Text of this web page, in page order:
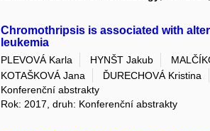
Chromothripsis is associated with
leukemia
PLEVOVÁ Karla HYNŠT Jakub
KOTAŠKOVÁ Jana
ĎURECHOVÁ Kristina
Konferenční abstrakty
Rok: 2017, druh: Konferenční abstrakty